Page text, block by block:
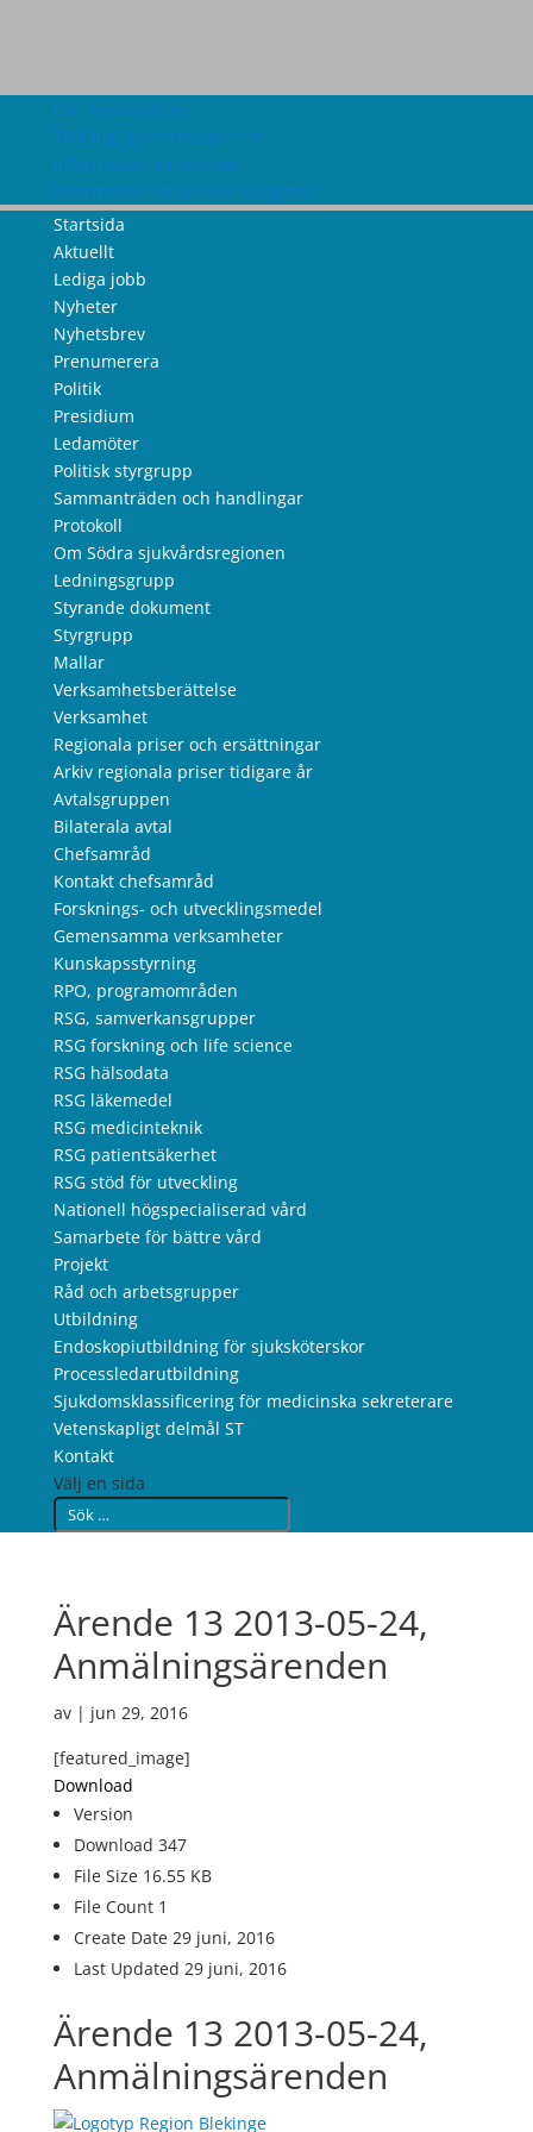
Om webbplatsen
Tillgänglighetsredogörelse
Information om cookies
Information om personuppgifter
Startsida
Aktuellt
Lediga jobb
Nyheter
Nyhetsbrev
Prenumerera
Politik
Presidium
Ledamöter
Politisk styrgrupp
Sammanträden och handlingar
Protokoll
Om Södra sjukvårdsregionen
Ledningsgrupp
Styrande dokument
Styrgrupp
Mallar
Verksamhetsberättelse
Verksamhet
Regionala priser och ersättningar
Arkiv regionala priser tidigare år
Avtalsgruppen
Bilaterala avtal
Chefsamråd
Kontakt chefsamråd
Forsknings- och utvecklingsmedel
Gemensamma verksamheter
Kunskapsstyrning
RPO, programområden
RSG, samverkansgrupper
RSG forskning och life science
RSG hälsodata
RSG läkemedel
RSG medicinteknik
RSG patientsäkerhet
RSG stöd för utveckling
Nationell högspecialiserad vård
Samarbete för bättre vård
Projekt
Råd och arbetsgrupper
Utbildning
Endoskopiutbildning för sjuksköterskor
Processledarutbildning
Sjukdomsklassificering för medicinska sekreterare
Vetenskapligt delmål ST
Kontakt
Välj en sida
Ärende 13 2013-05-24,
Anmälningsärenden
av | jun 29, 2016
[featured_image]
Download
Version
Download 347
File Size 16.55 KB
File Count 1
Create Date 29 juni, 2016
Last Updated 29 juni, 2016
Ärende 13 2013-05-24,
Anmälningsärenden